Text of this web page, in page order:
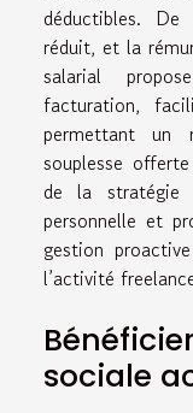
déductibles.
réduit, et la
salarial
facturation,
permettant un
souplesse
de la stratégie
personnelle et
gestion
l’activité
sociale